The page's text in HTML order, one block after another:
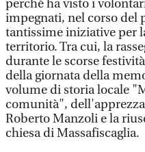
perchè ha visto i
impegnati, nel corso del
tantissime iniziative per
territorio. Tra cui, la
durante le scorse
della giornata della
volume di storia locale
comunità",
Roberto Manzoli e la
chiesa di Massafiscaglia.